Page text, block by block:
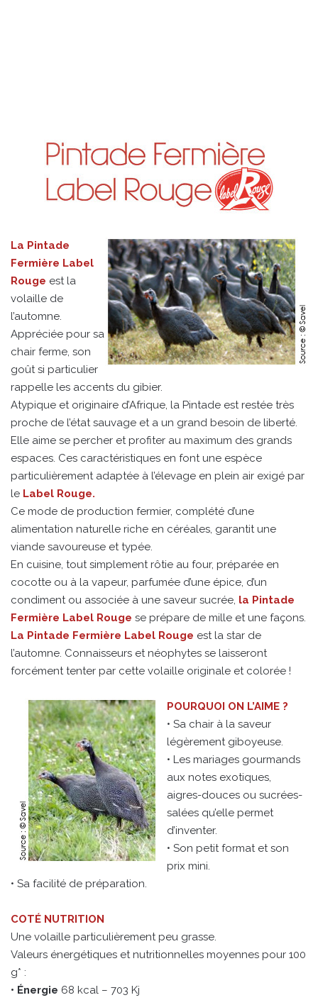
La Pintade
Fermière Label
Rouge est la
volaille de
l’automne.
Appréciée pour sa
chair ferme, son
goût si particulier
rappelle les accents du gibier.
Atypique et originaire d’Afrique, la Pintade est restée très
proche de l’état sauvage et a un grand besoin de liberté.
Elle aime se percher et profiter au maximum des grands
espaces. Ces caractéristiques en font une espèce
particulièrement adaptée à l’élevage en plein air exigé par
le Label Rouge.
Ce mode de production fermier, complété d’une
alimentation naturelle riche en céréales, garantit une
viande savoureuse et typée.
En cuisine, tout simplement rôtie au four, préparée en
cocotte ou à la vapeur, parfumée d’une épice, d’un
condiment ou associée à une saveur sucrée, la Pintade
Fermière Label Rouge se prépare de mille et une façons.
La Pintade Fermière Label Rouge est la star de
l’automne. Connaisseurs et néophytes se laisseront
forcément tenter par cette volaille originale et colorée !
POURQUOI ON L’AIME ?
• Sa chair à la saveur
légèrement giboyeuse.
• Les mariages gourmands
aux notes exotiques,
aigres-douces ou sucrées-
salées qu’elle permet
d’inventer.
• Son petit format et son
prix mini.
• Sa facilité de préparation.
COTÉ NUTRITION
Une volaille particulièrement peu grasse.
Valeurs énergétiques et nutritionnelles moyennes pour 100
g* :
• Énergie 68 kcal – 703 Kj